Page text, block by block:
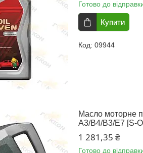
Готово до
Купити
09944
Масло моторне
A3/B4/B3/E7 [S-
1 281,35 ₴
Готово до